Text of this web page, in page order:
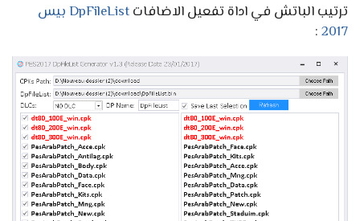
ترتيب الباتش في اداة تفعيل الاضافات
DpFileList بيس
2017
: